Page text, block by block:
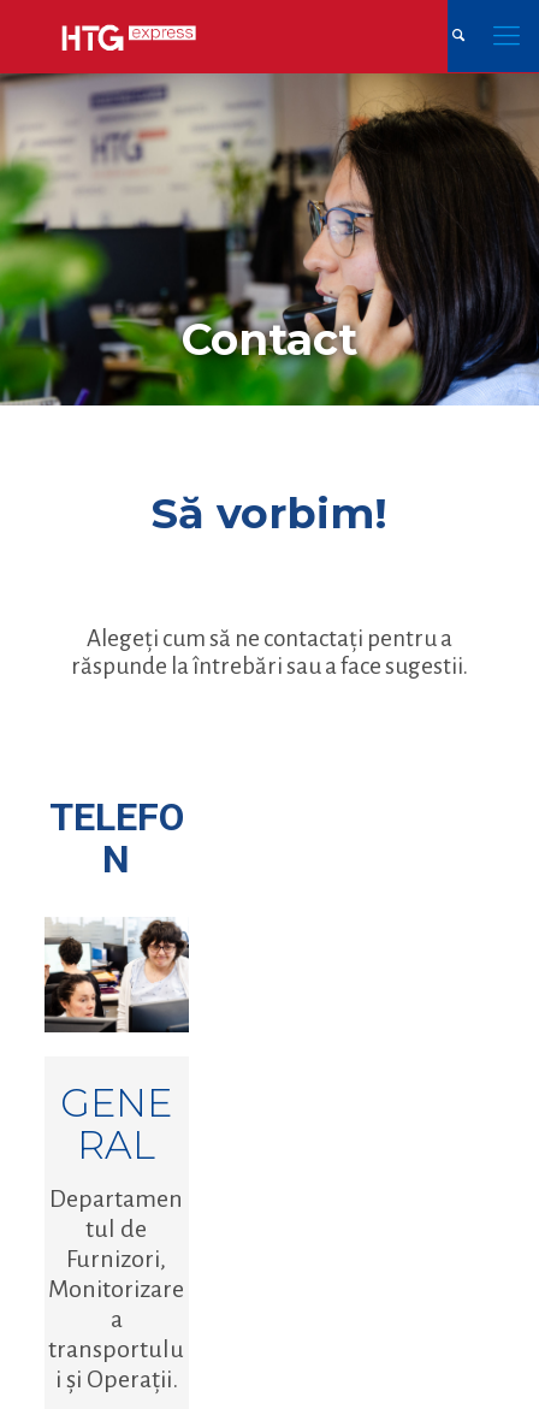
Contact
Să vorbim!
Alegeți cum să ne contactați pentru a
răspunde la întrebări sau a face sugestii.
TELEFO
N
GENE
RAL
Departamen
tul de
Furnizori,
Monitorizare
a
transportulu
i și Operații.